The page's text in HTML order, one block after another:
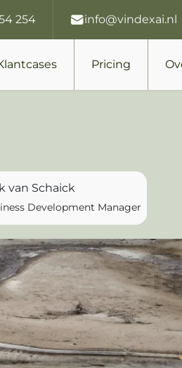
254 info@vindexai.nl
Pricing
van Schaick
Development Manager